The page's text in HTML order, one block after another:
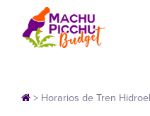
> Horarios de Tren